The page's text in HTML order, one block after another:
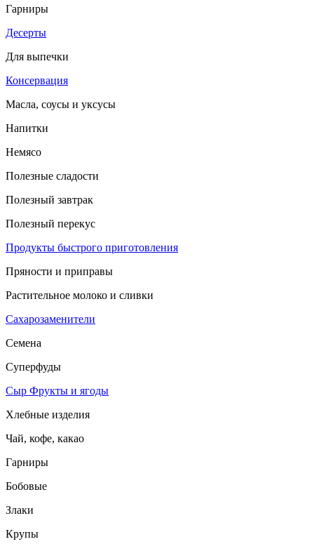
Гарниры
Десерты
Для выпечки
Консервация
Масла, соусы и уксусы
Напитки
Немясо
Полезные сладости
Полезный завтрак
Полезный перекус
Продукты быстрого приготовления
Пряности и приправы
Растительное молоко и сливки
Сахарозаменители
Семена
Суперфуды
Сыр Фрукты и ягоды
Хлебные изделия
Чай, кофе, какао
Гарниры
Бобовые
Злаки
Крупы